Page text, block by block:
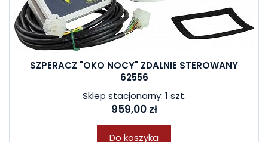
SZPERACZ "OKO NOCY" ZDALNIE STEROWANY
62556
Sklep stacjonarny: 1 szt.
959,00 zł
Do koszyka